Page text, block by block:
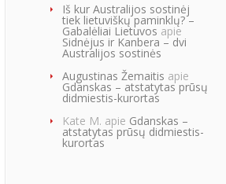
Iš kur Australijos sostinėj
tiek lietuviškų paminklų? –
Gabalėliai Lietuvos apie
Sidnėjus ir Kanbera – dvi
Australijos sostinės
Augustinas Žemaitis apie
Gdanskas – atstatytas prūsų
didmiestis-kurortas
Kate M. apie Gdanskas –
atstatytas prūsų didmiestis-
kurortas